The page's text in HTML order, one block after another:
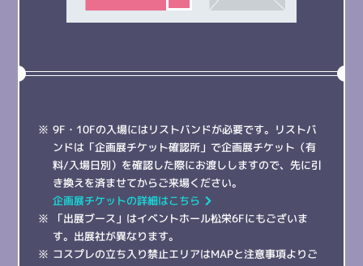
9F・10Fの入場にはリストバンドが必要です。リストバ
ンドは「企画展チケット確認所」で企画展チケット（有
料/入場日別）を確認した際にお渡ししますので、先に引
き換えを済ませてからご来場ください。
企画展チケットの詳細はこちら
「出展ブース」はイベントホール松栄6Fにもございま
す。出展社が異なります。
コスプレの立ち入り禁止エリアはMAPと注意事項よりご